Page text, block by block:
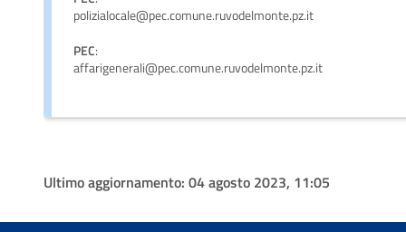
polizialocale@pec.comune.ruvodelmonte.pz.it
PEC:
affarigenerali@pec.comune.ruvodelmonte.pz.it
Ultimo aggiornamento: 04 agosto 2023, 11:05